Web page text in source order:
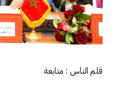
قلم الناس : متابعة